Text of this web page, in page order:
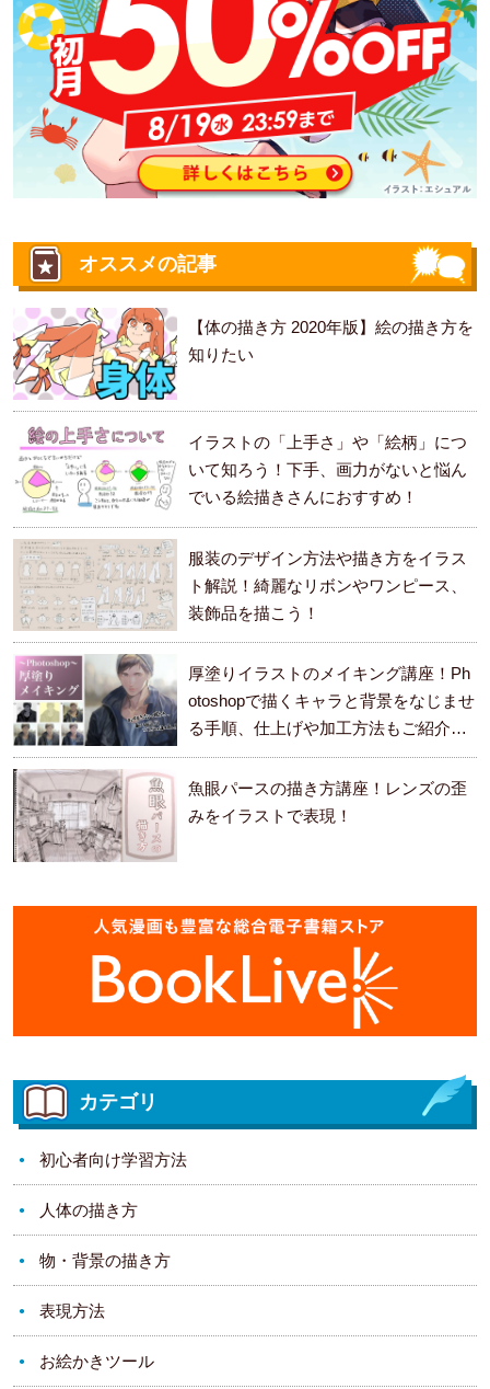
オススメの記事
【体の描き方 2020年版】絵の描き方を
知りたい
イラストの「上手さ」や「絵柄」につ
いて知ろう！下手、画力がないと悩ん
でいる絵描きさんにおすすめ！
服装のデザイン方法や描き方をイラス
ト解説！綺麗なリボンやワンピース、
装飾品を描こう！
厚塗りイラストのメイキング講座！Ph
otoshopで描くキャラと背景をなじませ
る手順、仕上げや加工方法もご紹介し
ます。
魚眼パースの描き方講座！レンズの歪
みをイラストで表現！
カテゴリ
初心者向け学習方法
人体の描き方
物・背景の描き方
表現方法
お絵かきツール